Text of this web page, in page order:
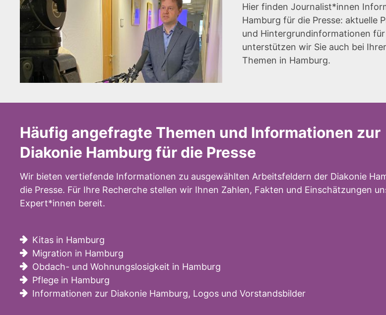
Hier finden Journalist*innen
Hamburg für die Presse: aktuelle
und Hintergrundinformationen
unterstützen wir Sie auch bei
Themen in Hamburg.
Häufig angefragte Themen und Informationen zur
Diakonie Hamburg für die Presse
Wir bieten vertiefende Informationen zu ausgewählten Arbeitsfeldern der Diakonie
die Presse. Für Ihre Recherche stellen wir Ihnen Zahlen, Fakten und Einschätzungen
Expert*innen bereit.
Kitas in Hamburg
Migration in Hamburg
Obdach- und Wohnungslosigkeit in Hamburg
Pflege in Hamburg
Informationen zur Diakonie Hamburg, Logos und Vorstandsbilder